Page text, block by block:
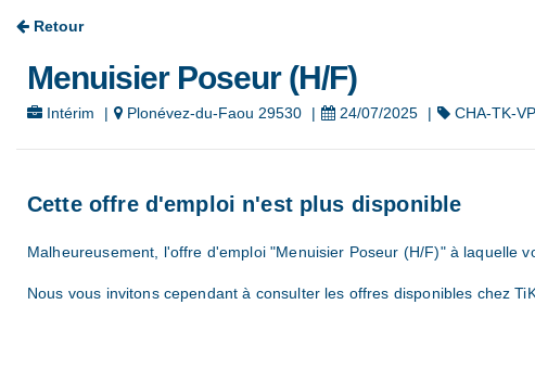
Retour
Menuisier Poseur (H/F)
Intérim | Plonévez-du-Faou 29530 | 24/07/2025 | CHA-TK-
Cette offre d'emploi n'est plus disponible
Malheureusement, l'offre d'emploi "Menuisier Poseur (H/F)" à laquelle
Nous vous invitons cependant à consulter les offres disponibles chez